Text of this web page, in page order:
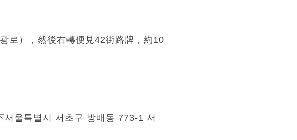
로），然後右轉便見42街路牌，約10
울특별시 서초구 방배동 773-1 서